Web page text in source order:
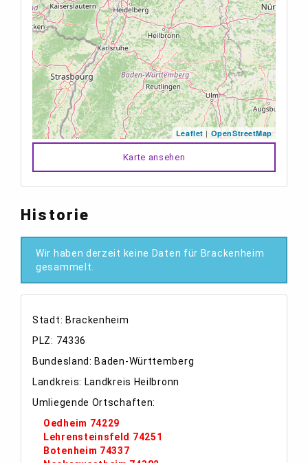
Leaflet | OpenStreetMap
Karte ansehen
Historie
Wir haben derzeit keine Daten für Brackenheim
gesammelt.
Stadt: Brackenheim
PLZ: 74336
Bundesland: Baden-Württemberg
Landkreis: Landkreis Heilbronn
Umliegende Ortschaften:
Oedheim 74229
Lehrensteinsfeld 74251
Botenheim 74337